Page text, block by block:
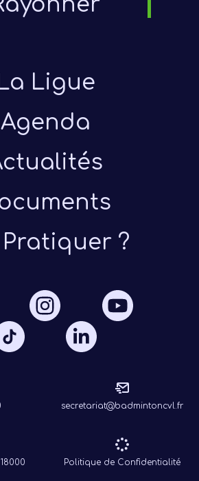
La Ligue
Agenda
?
secretariat@badmintoncvl.fr
Politique de Confidentialité